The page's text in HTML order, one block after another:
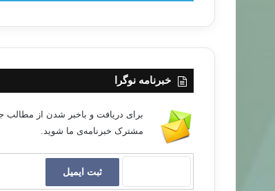
خبرنامه نوگرا
برای دریافت و باخبر شدن از مطالب
مشترک خبرنامه‌ی ما شوید.